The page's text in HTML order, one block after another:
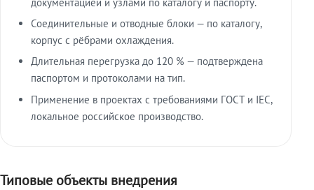
Соединительные и отводные блоки — по каталогу,
корпус с рёбрами охлаждения.
Длительная перегрузка до 120 % — подтверждена
паспортом и протоколами на тип.
Применение в проектах с требованиями ГОСТ и IEC,
локальное российское производство.
Типовые объекты внедрения